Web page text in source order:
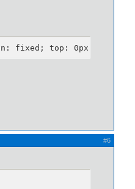
top: 0px; left: 0px;
#6